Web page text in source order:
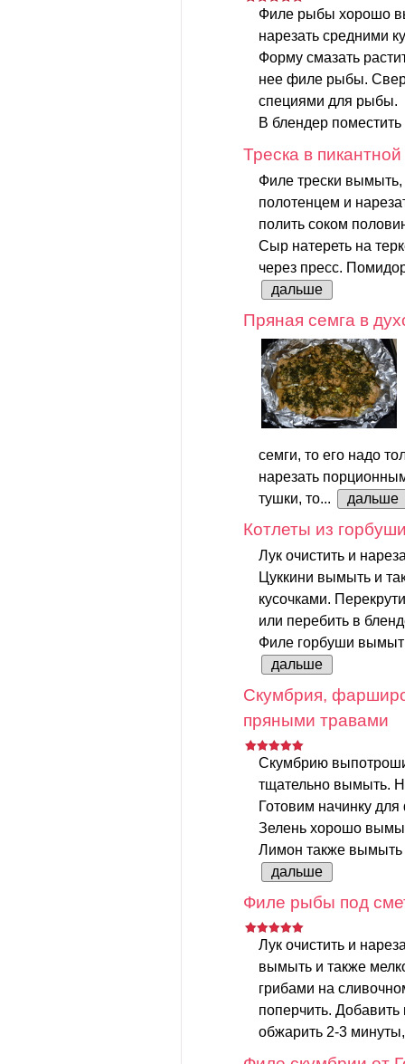
Филе рыбы хорошо
нарезать средними
Форму смазать
нее филе рыбы.
специями для рыбы.
В блендер
Треска в пикантной
Филе трески
полотенцем и
полить соком
Сыр натереть на
через пресс.
дальше
Пряная семга в
семги, то его надо
нарезать
тушки, то...
дальше
Котлеты из
Лук очистить и
Цуккини вымыть и
кусочками.
или перебить в
Филе горбуши
дальше
Скумбрия,
пряными травами
Скумбрию
тщательно вымыть.
Готовим начинку
Зелень хорошо
Лимон также вымыть
дальше
Филе рыбы под
Лук очистить и
вымыть и также
грибами на
поперчить.
обжарить 2-3